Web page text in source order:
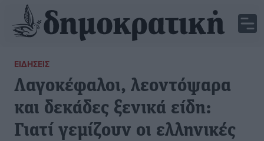
ΕΙΔΉΣΕΙΣ
Λαγοκέφαλοι, λεοντόψαρα
και δεκάδες ξενικά είδη:
Γιατί γεμίζουν οι ελληνικές